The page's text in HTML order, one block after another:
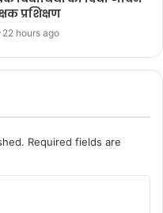
प्रशिक्षण
22 hours ago
Required fields are